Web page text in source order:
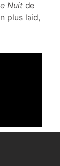
Nuit de
plus laid,